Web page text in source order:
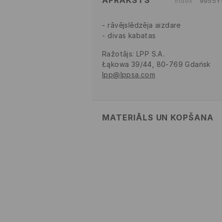
rāvējslēdzēja aizdare
divas kabatas
Ražotājs: LPP S.A.
Łąkowa 39/44, 80-769 Gdańsk
lpp@lppsa.com
MATERIĀLS UN KOPŠANA